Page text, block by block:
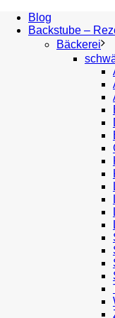
Blog
Backstube –
Bäckerei